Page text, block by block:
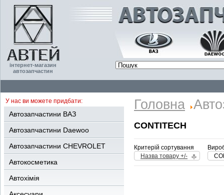
інтернет-магазин
автозапчастин
У нас ви можете придбати:
Автозапчастини ВАЗ
Автозапчастини Daewoo
Автозапчастини CHEVROLET
Автокосметика
Автохімія
Головна
CONTITECH
Критерій сортування
Назва товару +/-